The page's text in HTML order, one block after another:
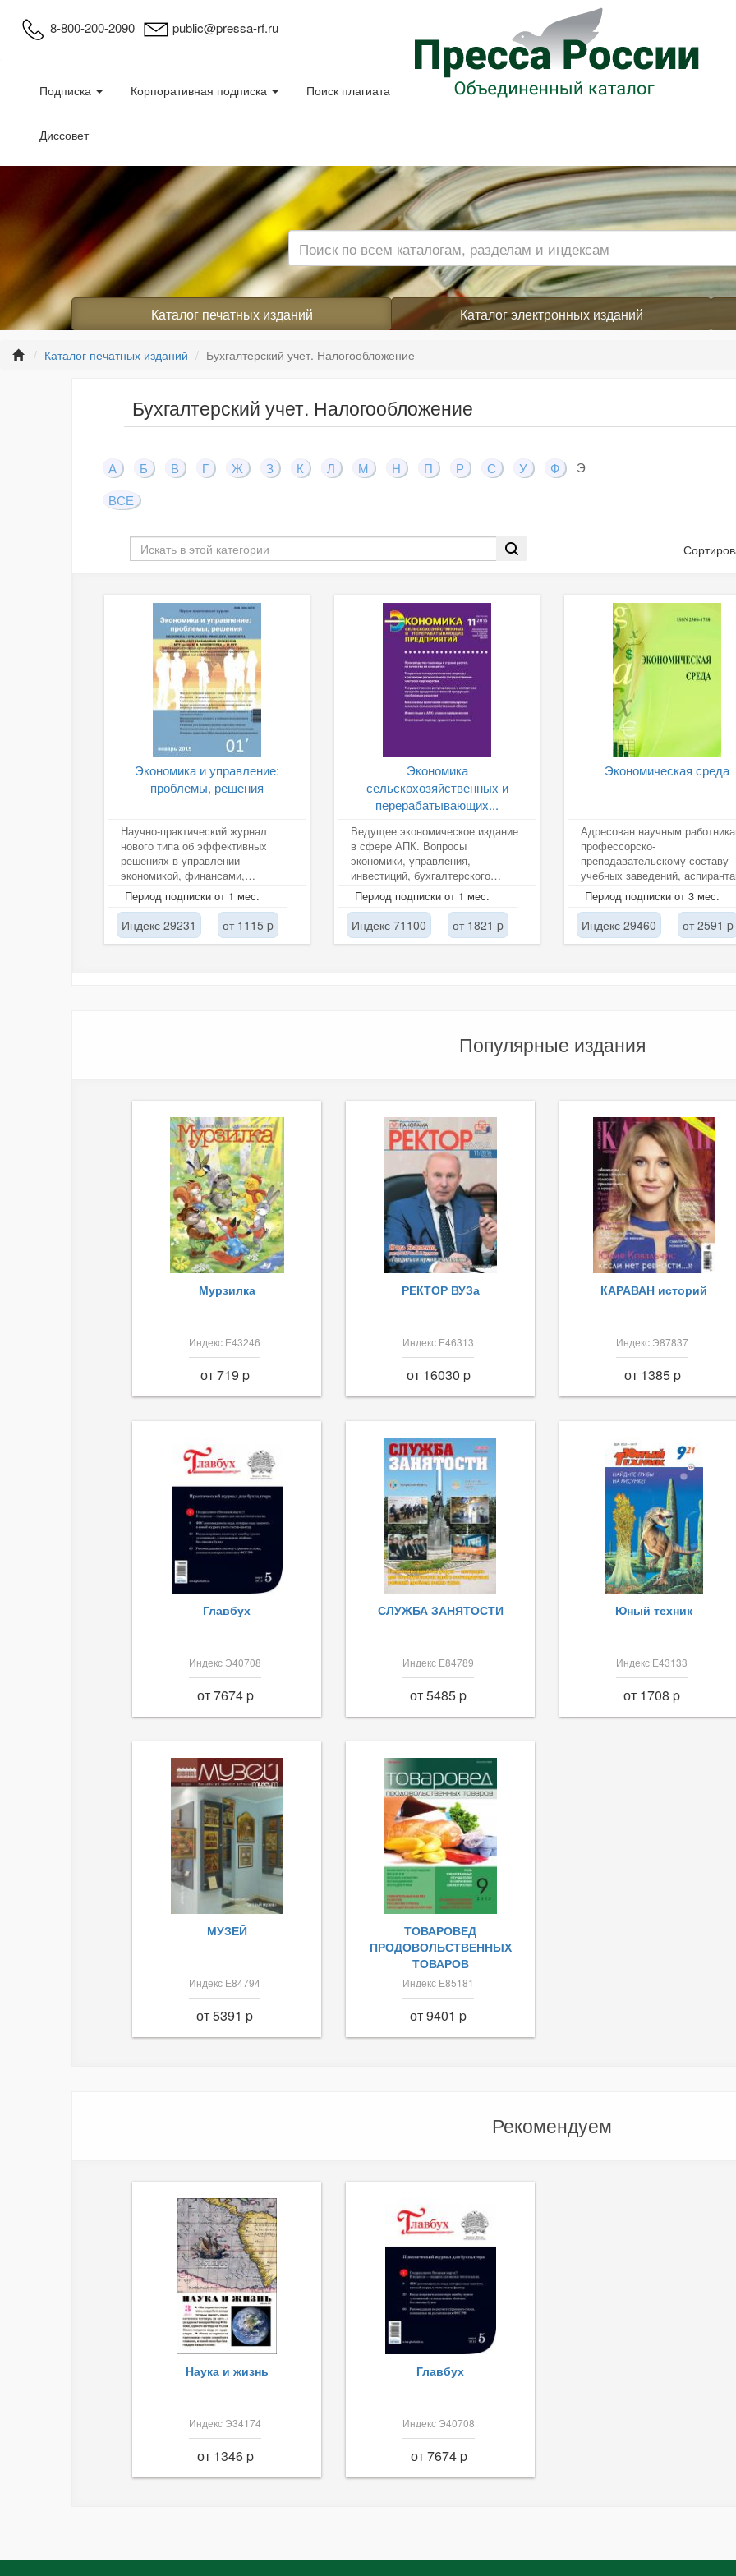
8-800-200-2090 public@pressa-rf.ru
Подписка Корпоративная подписка Поиск плагиата
Диссовет
Каталог печатных изданий Каталог электронных изданий
Каталог печатных изданий Бухгалтерский учет. Налогообложение
Бухгалтерский учет. Налогообложение
А Б В Г Ж З К Л М Н П Р С У Ф
Э
ВСЕ
Экономика и управление:
проблемы, решения
Научно-практический журнал
нового типа об эффективных
решениях в управлении
экономикой, финансами,
производством, бизнес-
процессами, менеджментом,...
Период подписки от 1 мес.
Индекс 29231 от 1115 p
Экономика
сельскохозяйственных и
перерабатывающих...
Ведущее экономическое издание
в сфере АПК. Вопросы
экономики, управления,
инвестиций, бухгалтерского
учета, рынков продовольствия,
техники и т.д....
Период подписки от 1 мес.
Индекс 71100 от 1821 p
Экономическая среда
Адресован научным
профессорско-
преподавательскому составу
учебных заведений,
студентам, которым интересны
результаты...
Период подписки от 3 мес.
Индекс 29460 от 2591 p
Популярные издания
Мурзилка
Индекс Е43246
от 719 p
РЕКТОР ВУЗа
Индекс Е46313
от 16030 p
КАРАВАН историй
Индекс Э87837
от 1385 p
Главбух
Индекс Э40708
от 7674 p
СЛУЖБА ЗАНЯТОСТИ
Индекс Е84789
от 5485 p
Юный техник
Индекс Е43133
от 1708 p
МУЗЕЙ
Индекс Е84794
от 5391 p
ТОВАРОВЕД
ПРОДОВОЛЬСТВЕННЫХ
ТОВАРОВ
Индекс Е85181
от 9401 p
Рекомендуем
Наука и жизнь
Индекс Э34174
от 1346 p
Главбух
Индекс Э40708
от 7674 p